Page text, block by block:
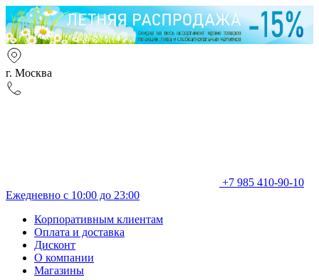
г. Москва
+7 985 410-90-10
Ежедневно с 10:00 до 23:00
Корпоративным клиентам
Оплата и доставка
Дисконт
О компании
Магазины